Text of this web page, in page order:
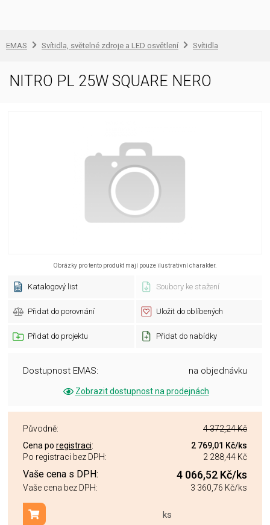
EMAS Svítidla, světelné zdroje a LED osvětlení Svítidla
NITRO PL 25W SQUARE NERO
Obrázky pro tento produkt mají pouze ilustrativní charakter.
Katalogový list Soubory ke stažení
Přidat do porovnání Uložit do oblíbených
Přidat do projektu Přidat do nabídky
Dostupnost EMAS: na objednávku
Zobrazit dostupnost na prodejnách
Původně:
4 372,24 Kč
Cena po registraci: 2 769,01 Kč/ks
Po registraci bez DPH:
2 288,44 Kč
Vaše cena s DPH: 4 066,52 Kč/ks
Vaše cena bez DPH: 3 360,76 Kč/ks
ks
Přidat do košíku